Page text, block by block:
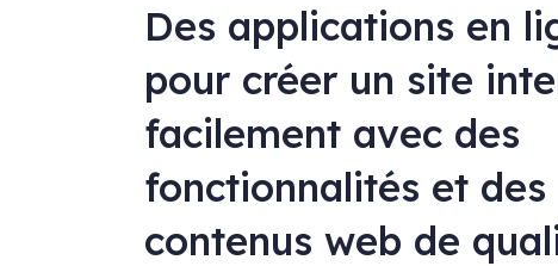
Des applications en
pour créer un site
facilement avec des
fonctionnalités et des
contenus web de